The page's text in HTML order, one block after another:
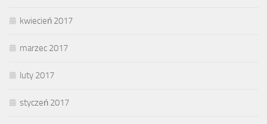
kwiecień 2017
marzec 2017
luty 2017
styczeń 2017